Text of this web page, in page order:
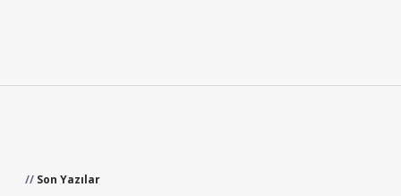
Son Yazılar